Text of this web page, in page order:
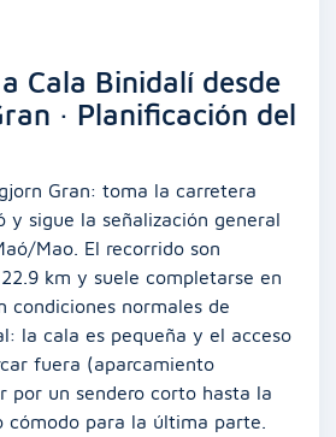
Cala Binidalí desde
· Planificación del
Gran: toma la carretera
y sigue la señalización general
Mao. El recorrido son
km y suele completarse en
condiciones normales de
la cala es pequeña y el acceso
fuera (aparcamiento
por un sendero corto hasta la
cómodo para la última parte.